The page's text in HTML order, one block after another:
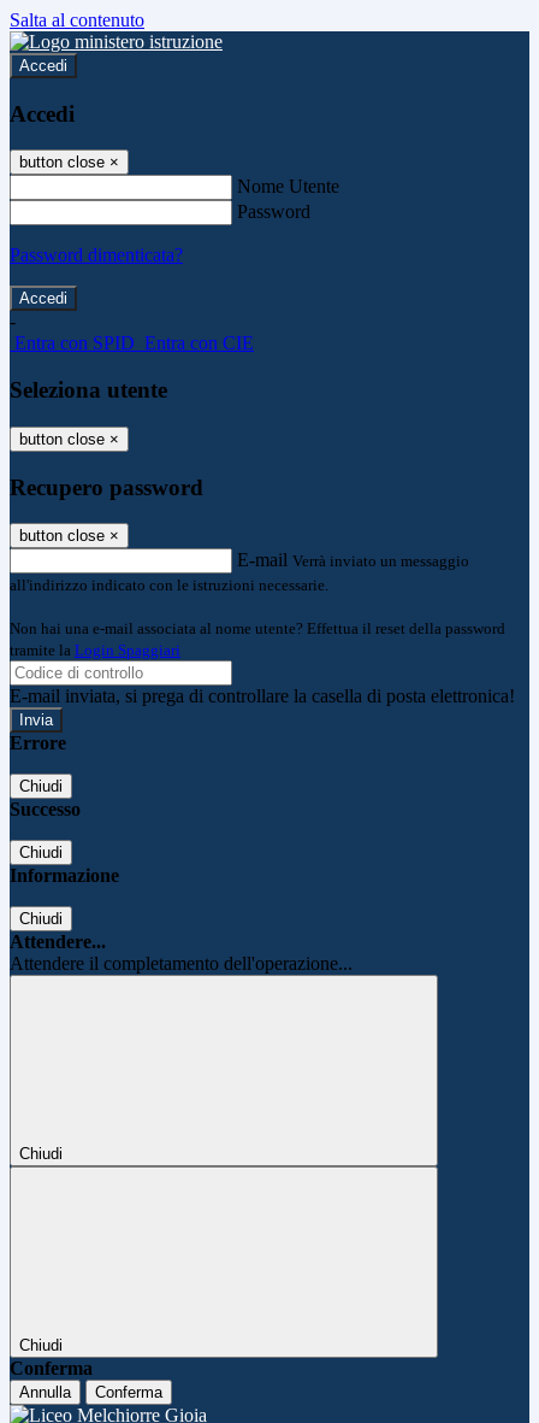
Salta al contenuto
Accedi
Accedi
button close ×
Nome Utente
Password
Password dimenticata?
-
Entra con SPID Entra con CIE
Seleziona utente
button close ×
Recupero password
button close ×
E-mail Verrà inviato un messaggio
all'indirizzo indicato con le istruzioni necessarie.
Non hai una e-mail associata al nome utente? Effettua il reset della password
tramite la Login Spaggiari
E-mail inviata, si prega di controllare la casella di posta elettronica!
Errore
Chiudi
Successo
Chiudi
Informazione
Chiudi
Attendere...
Attendere il completamento dell'operazione...
Chiudi
Chiudi
Conferma
Annulla Conferma